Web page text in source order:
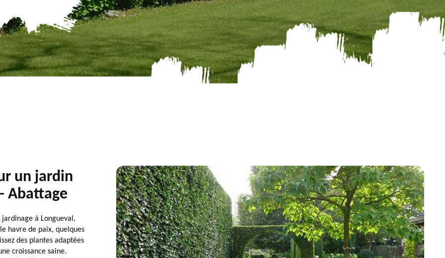
un jardin
Abattage
à Longueval,
havre de paix, quelques
des plantes adaptées
croissance saine.